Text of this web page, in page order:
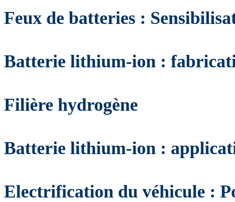
Feux de batteries :
Batterie lithium-ion :
Filière hydrogène
Batterie lithium-ion :
Electrification du véhicule :